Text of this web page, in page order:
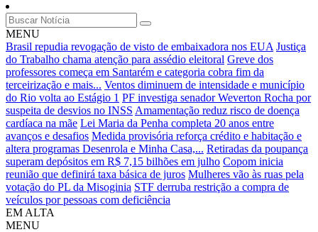
MENU
Brasil repudia revogação de visto de embaixadora nos EUA Justiça
do Trabalho chama atenção para assédio eleitoral Greve dos
professores começa em Santarém e categoria cobra fim da
terceirização e mais... Ventos diminuem de intensidade e município
do Rio volta ao Estágio 1 PF investiga senador Weverton Rocha por
suspeita de desvios no INSS Amamentação reduz risco de doença
cardíaca na mãe Lei Maria da Penha completa 20 anos entre
avanços e desafios Medida provisória reforça crédito e habitação e
altera programas Desenrola e Minha Casa,... Retiradas da poupança
superam depósitos em R$ 7,15 bilhões em julho Copom inicia
reunião que definirá taxa básica de juros Mulheres vão às ruas pela
votação do PL da Misoginia STF derruba restrição a compra de
veículos por pessoas com deficiência
EM ALTA
MENU